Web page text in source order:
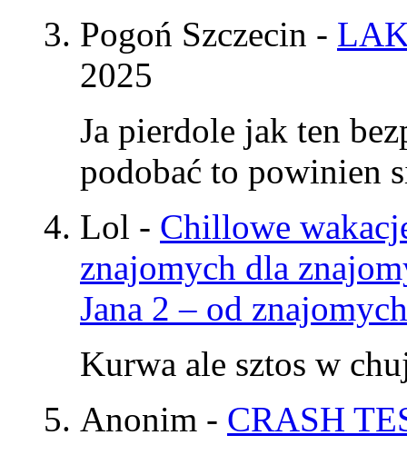
Pogoń Szczecin -
2025
Ja pierdole jak ten
podobać to powinien
Lol - Chillowe
znajomych dla
Jana 2 – od
Kurwa ale sztos w
Anonim - CRASH